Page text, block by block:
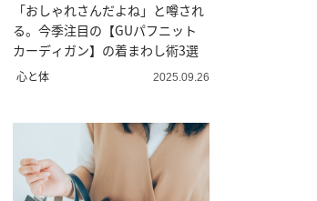
「おしゃれさんだよね」と噂され
る。今季注目の【GUパフニット
カーディガン】の着まわし術3選
心と体 2025.09.26